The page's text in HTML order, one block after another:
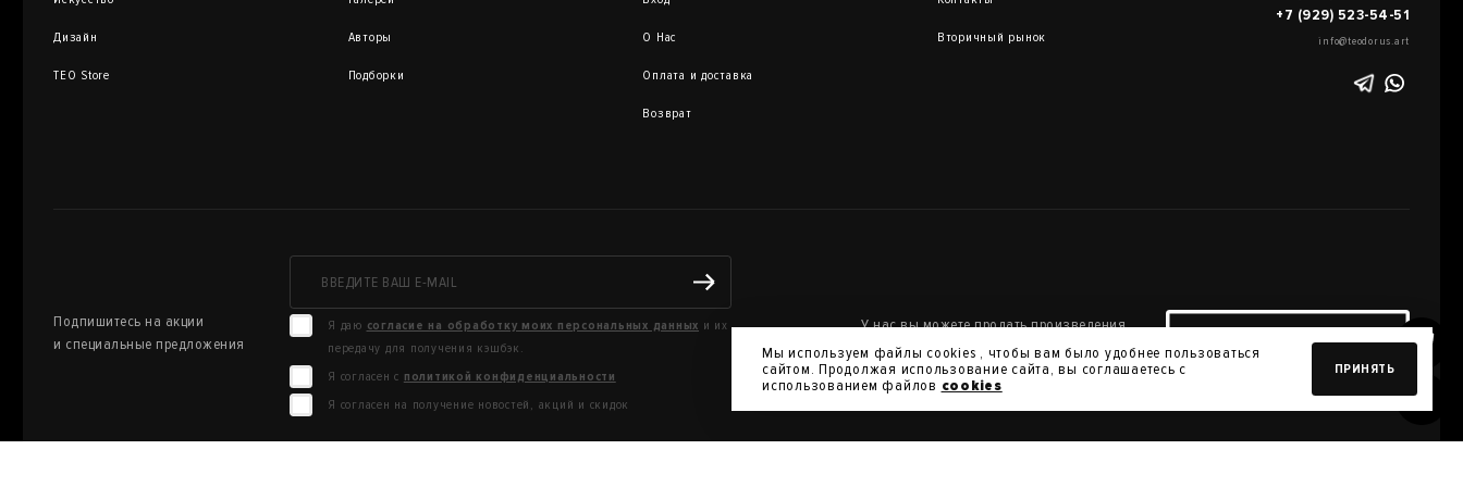
Дизайн
TEO Store
Авторы
Подборки
О Нас
Оплата и доставка
Возврат
Вторичный рынок
+7 (929) 523-54-51
info@teodorus.art
Подпишитесь на акции
и специальные предложения
Я даю согласие на обработку моих персональных данных и их
передачу для получения кэшбэк.
Я согласен с политикой конфиденциальности
Я согласен на получение новостей, акций и скидок
У нас вы можете продать произведения
искусства из своей коллекции
Мы используем файлы cookies , чтобы вам было удобнее пользоваться
сайтом. Продолжая использование сайта, вы соглашаетесь с
использованием файлов cookies
ПРИНЯТЬ